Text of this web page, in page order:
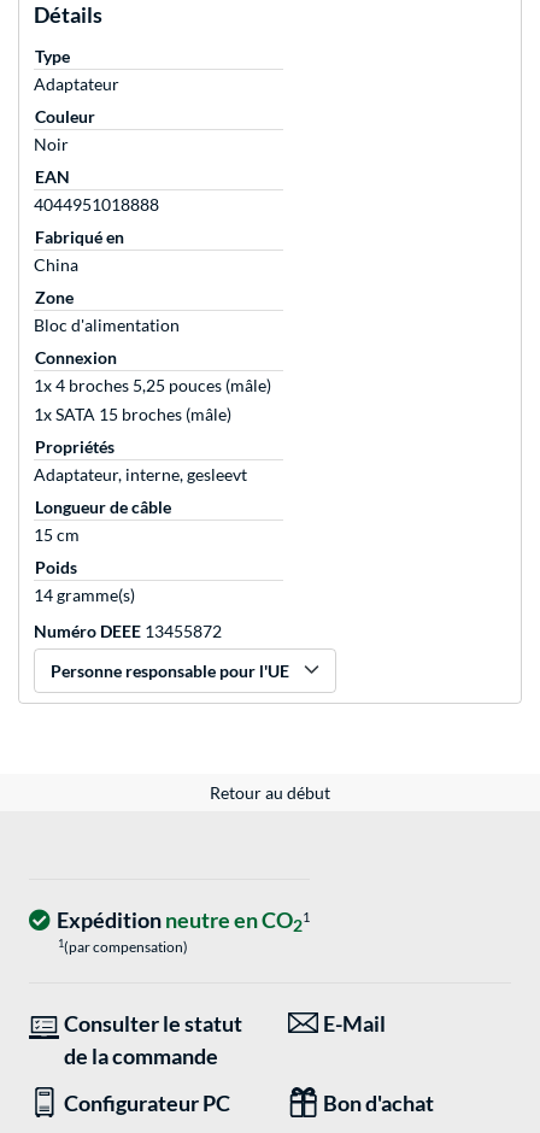
Détails
Type
Adaptateur
Couleur
Noir
EAN
4044951018888
Fabriqué en
China
Zone
Bloc d'alimentation
Connexion
1x 4 broches 5,25 pouces (mâle)
1x SATA 15 broches (mâle)
Propriétés
Adaptateur, interne, gesleevt
Longueur de câble
15 cm
Poids
14 gramme(s)
Numéro DEEE 13455872
Personne responsable pour l'UE
Retour au début
Expéditionneutre en CO21
1(par compensation)
Consulter le statut
de la commande
E-Mail
Configurateur PC Bon d'achat